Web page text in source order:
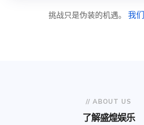
挑战只是伪装的机遇。 我
// ABOUT US
了解盛煌娱乐